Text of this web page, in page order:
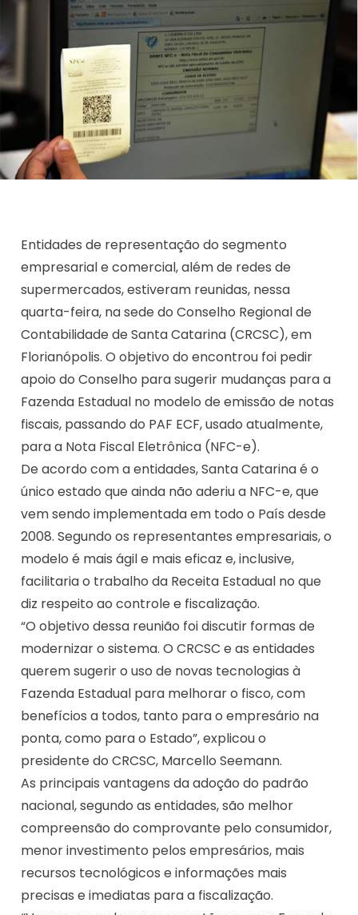
Entidades de representação do segmento
empresarial e comercial, além de redes de
supermercados, estiveram reunidas, nessa
quarta-feira, na sede do Conselho Regional de
Contabilidade de Santa Catarina (CRCSC), em
Florianópolis. O objetivo do encontrou foi pedir
apoio do Conselho para sugerir mudanças para a
Fazenda Estadual no modelo de emissão de notas
fiscais, passando do PAF ECF, usado atualmente,
para a Nota Fiscal Eletrônica (NFC-e).
De acordo com a entidades, Santa Catarina é o
único estado que ainda não aderiu a NFC-e, que
vem sendo implementada em todo o País desde
2008. Segundo os representantes empresariais, o
modelo é mais ágil e mais eficaz e, inclusive,
facilitaria o trabalho da Receita Estadual no que
diz respeito ao controle e fiscalização.
“O objetivo dessa reunião foi discutir formas de
modernizar o sistema. O CRCSC e as entidades
querem sugerir o uso de novas tecnologias à
Fazenda Estadual para melhorar o fisco, com
benefícios a todos, tanto para o empresário na
ponta, como para o Estado”, explicou o
presidente do CRCSC, Marcello Seemann.
As principais vantagens da adoção do padrão
nacional, segundo as entidades, são melhor
compreensão do comprovante pelo consumidor,
menor investimento pelos empresários, mais
recursos tecnológicos e informações mais
precisas e imediatas para a fiscalização.